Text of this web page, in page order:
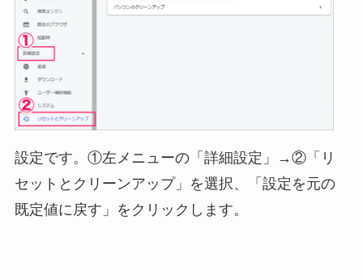
設定です。①左メニューの「詳細設定」→②「リ
セットとクリーンアップ」を選択、「設定を元の
既定値に戻す」をクリックします。